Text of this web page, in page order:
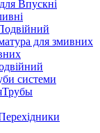
Впускні
для змивних
системи
Трубы